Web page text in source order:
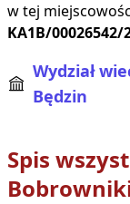
w tej
KA1B/00026542/
Wydział
Będzin
Spis